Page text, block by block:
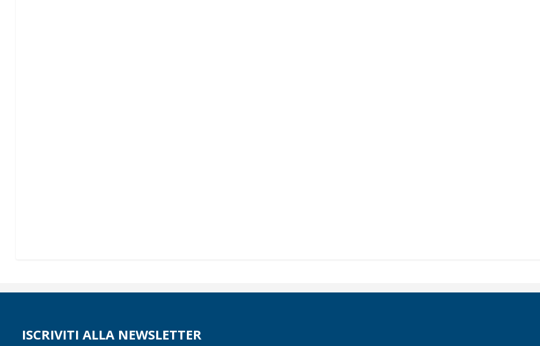
ISCRIVITI ALLA NEWSLETTER